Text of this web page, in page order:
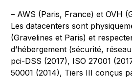
– AWS (Paris, France) et OVH
Les datacenters sont
(Gravelines et Paris) et
d’hébergement (sécurité,
pci-DSS (2017), ISO 27001
50001 (2014), Tiers III conçus